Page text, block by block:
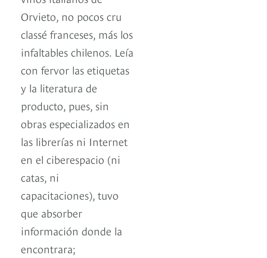
Orvieto, no pocos cru
classé franceses, más los
infaltables chilenos. Leía
con fervor las etiquetas
y la literatura de
producto, pues, sin
obras especializados en
las librerías ni Internet
en el ciberespacio (ni
catas, ni
capacitaciones), tuvo
que absorber
información donde la
encontrara;